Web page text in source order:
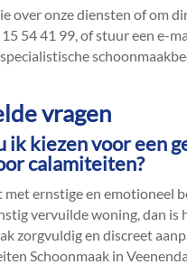
over onze diensten of om
54 41 99, of stuur een e-
vragen
ik kiezen voor een
calamiteiten?
met ernstige en emotioneel
vervuilde woning, dan is
zorgvuldig en discreet
Schoonmaak in